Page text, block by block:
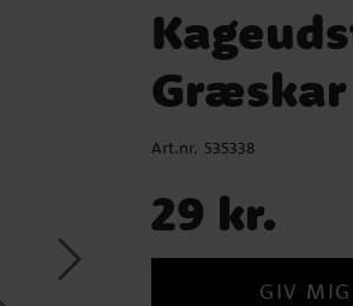
Græskar
Art.nr. 535338
29 kr.
GIV MIG